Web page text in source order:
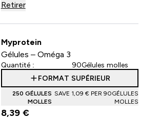
Retirer
Myprotein
Gélules – Oméga 3
Quantité :
90Gélules molles
FORMAT SUPÉRIEUR
250 GÉLULES
MOLLES
SAVE 1,09 €‎ PER 90GÉLULES
MOLLES
8,39 €‎